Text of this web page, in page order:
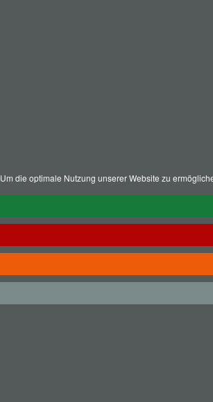
Um die optimale Nutzung unserer Website zu